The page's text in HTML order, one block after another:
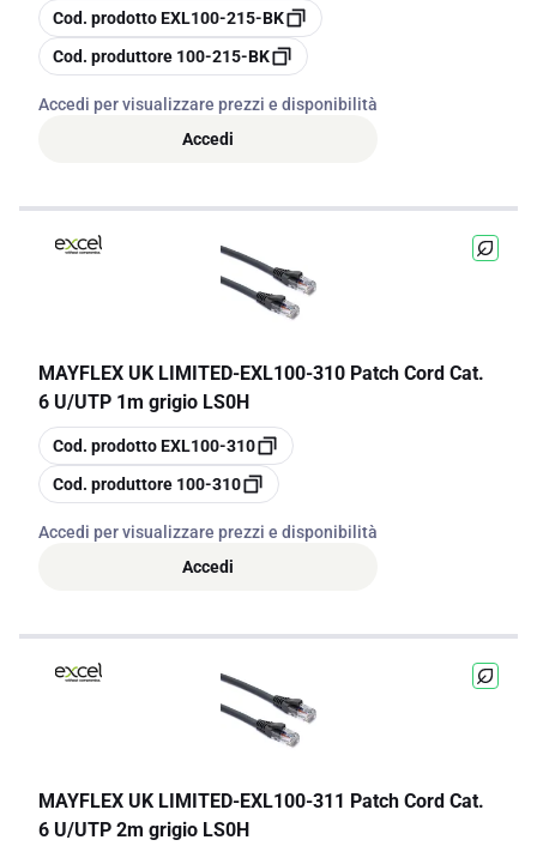
copia
Cod. prodottoEXL100-215-BK
copia
Cod. produttore 100-215-BK
Accedi per visualizzare prezzi e disponibilità
Accedi
MAYFLEX UK LIMITED-EXL100-310 Patch Cord Cat.
6 U/UTP 1m grigio LS0H
copia
Cod. prodottoEXL100-310
copia
Cod. produttore 100-310
Accedi per visualizzare prezzi e disponibilità
Accedi
MAYFLEX UK LIMITED-EXL100-311 Patch Cord Cat.
6 U/UTP 2m grigio LS0H